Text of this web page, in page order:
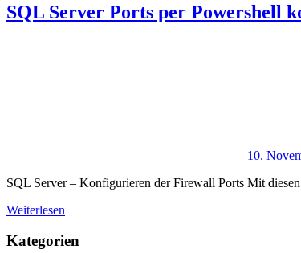
SQL Server Ports per Powershell
10.
SQL Server – Konfigurieren der Firewall Ports Mit
Weiterlesen
Kategorien